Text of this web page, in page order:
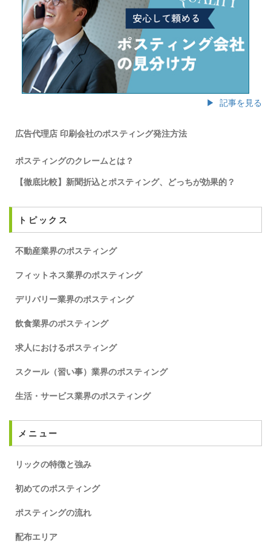
▶ 記事を見る
広告代理店 印刷会社のポスティング発注方法
ポスティングのクレームとは？
【徹底比較】新聞折込とポスティング、どっちが効果的？
トピックス
不動産業界のポスティング
フィットネス業界のポスティング
デリバリー業界のポスティング
飲食業界のポスティング
求人におけるポスティング
スクール（習い事）業界のポスティング
生活・サービス業界のポスティング
メニュー
リックの特徴と強み
初めてのポスティング
ポスティングの流れ
配布エリア